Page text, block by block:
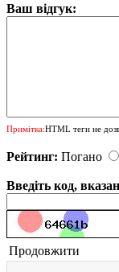
Ваш відгук:
Примітка:HTML теги не
Рейтинг: Погано
Введіть код,
Продовжити